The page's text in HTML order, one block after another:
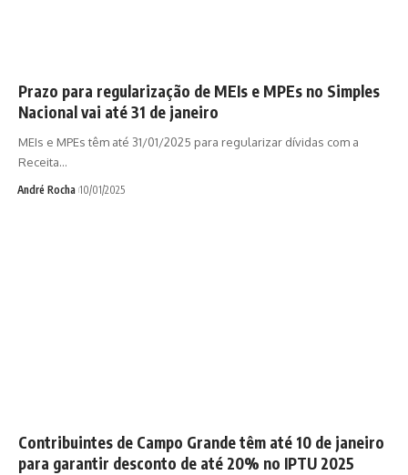
Prazo para regularização de MEIs e MPEs no Simples
Nacional vai até 31 de janeiro
MEIs e MPEs têm até 31/01/2025 para regularizar dívidas com a
Receita…
André Rocha 10/01/2025
Contribuintes de Campo Grande têm até 10 de janeiro
para garantir desconto de até 20% no IPTU 2025